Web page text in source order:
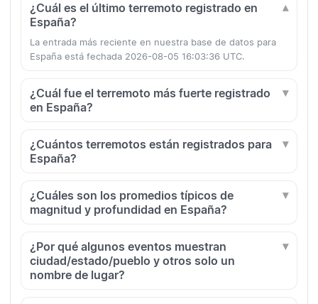
¿Cuál es el último terremoto registrado en
España?
La entrada más reciente en nuestra base de datos para
España está fechada 2026-08-05 16:03:36 UTC.
¿Cuál fue el terremoto más fuerte registrado
en España?
¿Cuántos terremotos están registrados para
España?
¿Cuáles son los promedios típicos de
magnitud y profundidad en España?
¿Por qué algunos eventos muestran
ciudad/estado/pueblo y otros solo un
nombre de lugar?